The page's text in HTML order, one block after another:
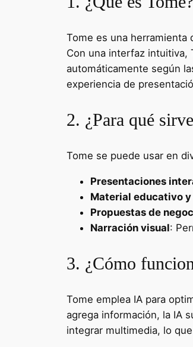
Tome es una herramienta
Con una interfaz intuitiva,
automáticamente según
experiencia de
2. ¿Para qué
Tome se puede usar en
Presentaciones
Material educativo
Propuestas de
Narración visual:
3. ¿Cómo
Tome emplea IA para
agrega información, la IA
integrar multimedia, lo